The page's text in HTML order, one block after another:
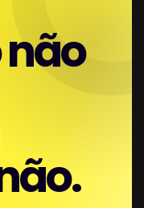
não